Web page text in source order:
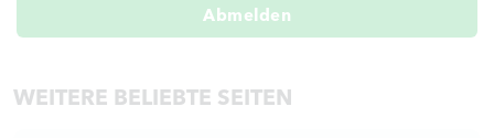
Abmelden
WEITERE BELIEBTE SEITEN